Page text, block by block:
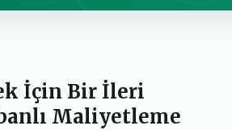
İçin Bir İleri
Maliyetleme